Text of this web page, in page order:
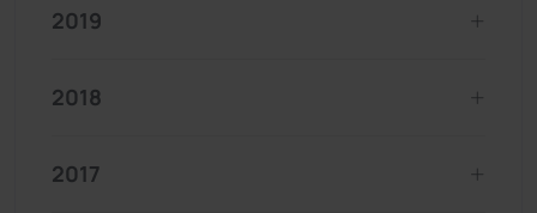
2019
2018
2017